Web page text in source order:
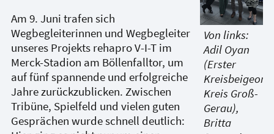
Von links:
Adil Oyan
(Erster
Kreis Groß-
Gerau),
Britta
Am 9. Juni trafen sich
Wegbegleiterinnen und Wegbegleiter
unseres Projekts rehapro V-I-T im
Merck-Stadion am Böllenfalltor, um
auf fünf spannende und erfolgreiche
Jahre zurückzublicken. Zwischen
Tribüne, Spielfeld und vielen guten
Gesprächen wurde schnell deutlich: